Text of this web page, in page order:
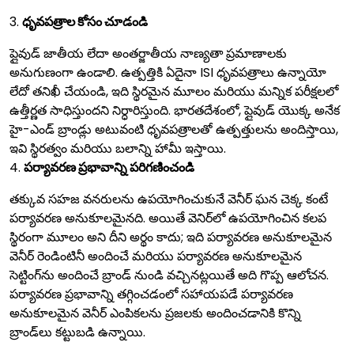
3. ధృవపత్రాల కోసం చూడండి
ప్లైవుడ్ జాతీయ లేదా అంతర్జాతీయ నాణ్యతా ప్రమాణాలకు
అనుగుణంగా ఉండాలి. ఉత్పత్తికి ఏదైనా ISI ధృవపత్రాలు ఉన్నాయో
లేదో తనిఖీ చేయండి, ఇది స్థిరమైన మూలం మరియు మన్నిక పరీక్షలలో
ఉత్తీర్ణత సాధిస్తుందని నిర్ధారిస్తుంది. భారతదేశంలో, ప్లైవుడ్ యొక్క అనేక
హై-ఎండ్ బ్రాండ్లు అటువంటి ధృవపత్రాలతో ఉత్పత్తులను అందిస్తాయి,
ఇవి స్థిరత్వం మరియు బలాన్ని హామీ ఇస్తాయి.
4. పర్యావరణ ప్రభావాన్ని పరిగణించండి
తక్కువ సహజ వనరులను ఉపయోగించుకునే వెనీర్ ఘన చెక్క కంటే
పర్యావరణ అనుకూలమైనది. అయితే వెనిర్‌లో ఉపయోగించిన కలప
స్థిరంగా మూలం అని దీని అర్థం కాదు; ఇది పర్యావరణ అనుకూలమైన
వెనీర్ రెండింటినీ అందించే మరియు పర్యావరణ అనుకూలమైన
సెట్టింగ్‌ను అందించే బ్రాండ్ నుండి వచ్చినట్లయితే అది గొప్ప ఆలోచన.
పర్యావరణ ప్రభావాన్ని తగ్గించడంలో సహాయపడే పర్యావరణ
అనుకూలమైన వెనీర్ ఎంపికలను ప్రజలకు అందించడానికి కొన్ని
బ్రాండ్‌లు కట్టుబడి ఉన్నాయి.